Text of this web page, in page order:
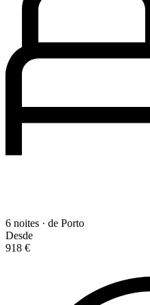
6 noites · de Porto
Desde
918 €